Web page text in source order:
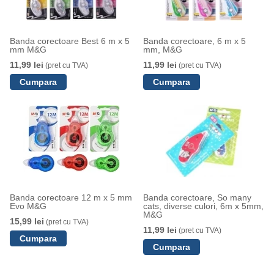
Banda corectoare Best 6 m x 5
mm M&G
11,99 lei (pret cu TVA)
Banda corectoare, 6 m x 5
mm, M&G
11,99 lei (pret cu TVA)
Banda corectoare 12 m x 5 mm
Evo M&G
15,99 lei (pret cu TVA)
Banda corectoare, So many
cats, diverse culori, 6m x 5mm,
M&G
11,99 lei (pret cu TVA)